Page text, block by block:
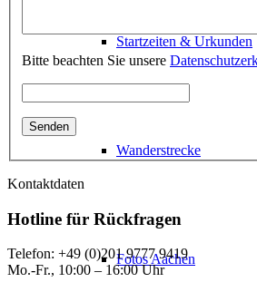
Startzeiten & Urkunden
Wanderstrecke
Fotos Aachen
Bitte beachten Sie unsere
Kontaktdaten
Hotline für Rückfragen
Telefon: +49 (0)201 9777 9419
Mo.-Fr., 10:00 – 16:00 Uhr